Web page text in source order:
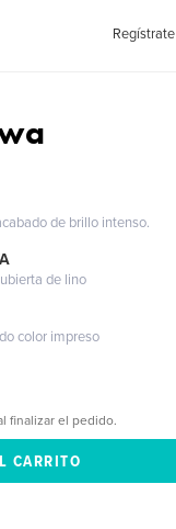
Regístrate
de brillo intenso.
de lino
color impreso
finalizar el pedido.